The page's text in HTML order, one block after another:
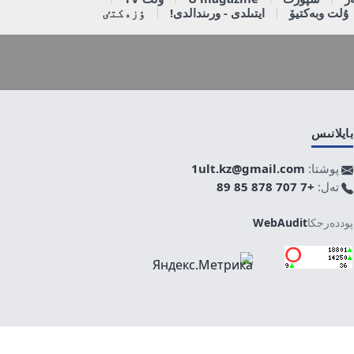
ۇلت وبەكتيۆ ايتىلدى - ورىندالدى! ٶزەكتٸ
بايلانىس
پوشتا: 1ult.kz@gmail.com
تەل: +7 707 878 85 89
پوددەرجكاWebAudit